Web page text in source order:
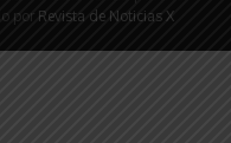
por Revista de Noticias X